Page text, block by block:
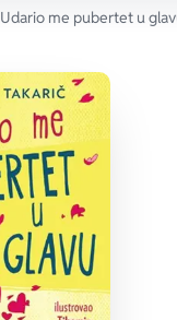
Udario me pubertet u